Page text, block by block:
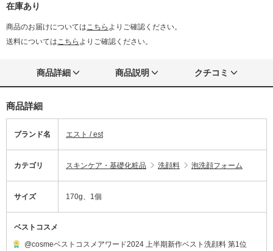
在庫あり
商品のお届けについてはこちら よりご確認ください。
送料についてはこちら よりご確認ください。
商品詳細 商品説明 クチコミ
商品詳細
ブランド名 エスト / est
カテゴリ スキンケア・基礎化粧品 洗顔料 泡洗顔フォーム
サイズ 170g、1個
ベストコスメ
@cosmeベストコスメアワード2024 上半期新作ベスト洗顔料 第1位